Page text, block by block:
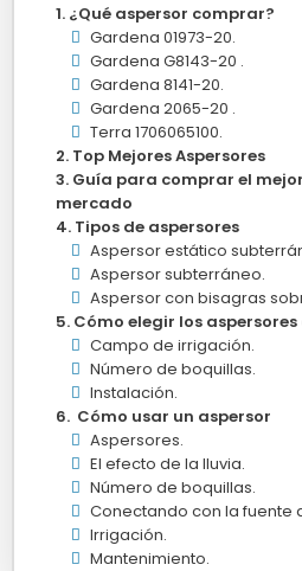
¿Qué aspersor comprar?
Gardena 01973-20.
Gardena G8143-20 .
Gardena 8141-20.
Gardena 2065-20 .
Terra 1706065100.
Top Mejores Aspersores
Guía para comprar el
mercado
Tipos de aspersores
Aspersor estático
Aspersor subterráneo.
Aspersor con bisagras
Cómo elegir los
Campo de irrigación.
Número de boquillas.
Instalación.
Cómo usar un aspersor
Aspersores.
El efecto de la lluvia.
Número de boquillas.
Conectando con la fuente
Irrigación.
Mantenimiento.